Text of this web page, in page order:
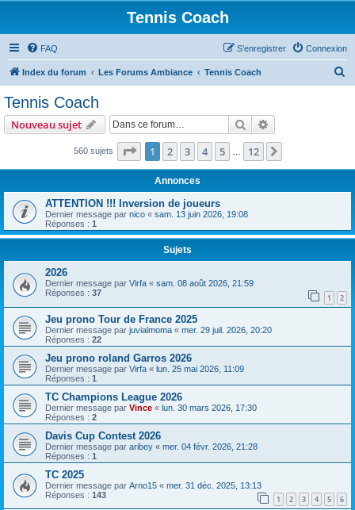
Tennis Coach
FAQ Connexion
S’enregistrer
Index du forum Les Forums Ambiance Tennis Coach
r
Tennis Coach
Nouveau sujet Rechercher
560 sujets Page 1sur12
1 2 3 4 5 12
Annonces
ATTENTION !!! Inversion de joueurs
Dernier message par nico « sam. 13 juin 2026, 19:08
Réponses : 1
Sujets
2026
Dernier message par Virfa « sam. 08 août 2026, 21:59
Réponses : 37 1 2
Jeu prono Tour de France 2025
Dernier message par juvialmoma « mer. 29 juil. 2026, 20:20
Réponses : 22
Jeu prono roland Garros 2026
Dernier message par Virfa « lun. 25 mai 2026, 11:09
Réponses : 1
TC Champions League 2026
Dernier message par Vince « lun. 30 mars 2026, 17:30
Réponses : 2
Davis Cup Contest 2026
Dernier message par aribey « mer. 04 févr. 2026, 21:28
Réponses : 1
TC 2025
Dernier message par Arno15 « mer. 31 déc. 2025, 13:13
Réponses : 143 1 2 3 4 5 6